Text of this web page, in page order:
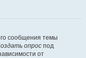
сообщения темы
опрос под
от